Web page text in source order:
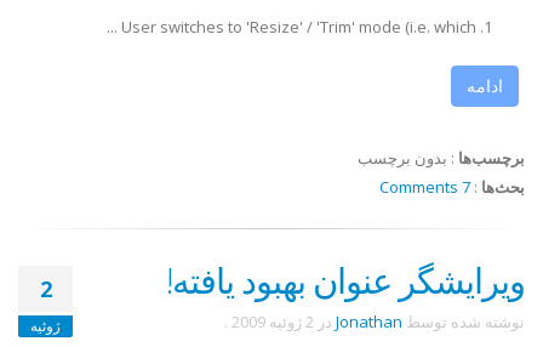
User switches to 'Resize' / 'Trim' mode (i.e. which ...
ادامه
برچسب‌ها : بدون برچسب
بحث‌ها :
7 Comments
2
ژوئیه
ویرایشگر عنوان بهبود یافته!
نوشته شده توسط Jonathan در 2 ژوئیه 2009 .